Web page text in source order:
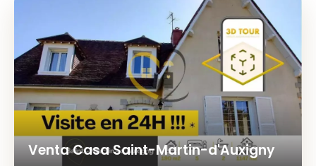
Venta Casa Saint-Martin-d'Auxigny